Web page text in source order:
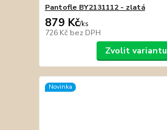
Pantofle BY2131112 - zlatá
879 Kč/ks
726 Kč bez DPH
Zvolit variantu
Novinka